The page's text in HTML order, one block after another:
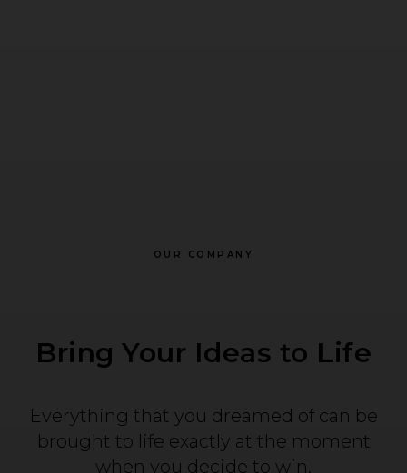
OUR COMPANY
Bring Your Ideas to Life
Everything that you dreamed of can be
brought to life exactly at the moment
when you decide to win.